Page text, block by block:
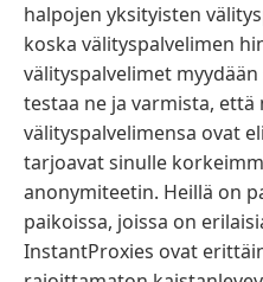
halpojen yksityisten
koska välityspalvelimen
välityspalvelimet
testaa ne ja varmista, että
välityspalvelimensa ovat
tarjoavat sinulle
anonymiteetin. Heillä on
paikoissa, joissa on
InstantProxies ovat